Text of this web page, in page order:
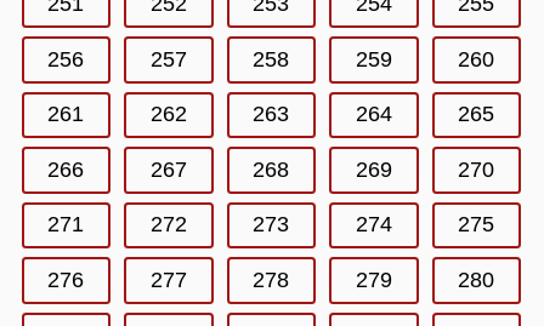
256 257 258 259 260
261 262 263 264 265
266 267 268 269 270
271 272 273 274 275
276 277 278 279 280